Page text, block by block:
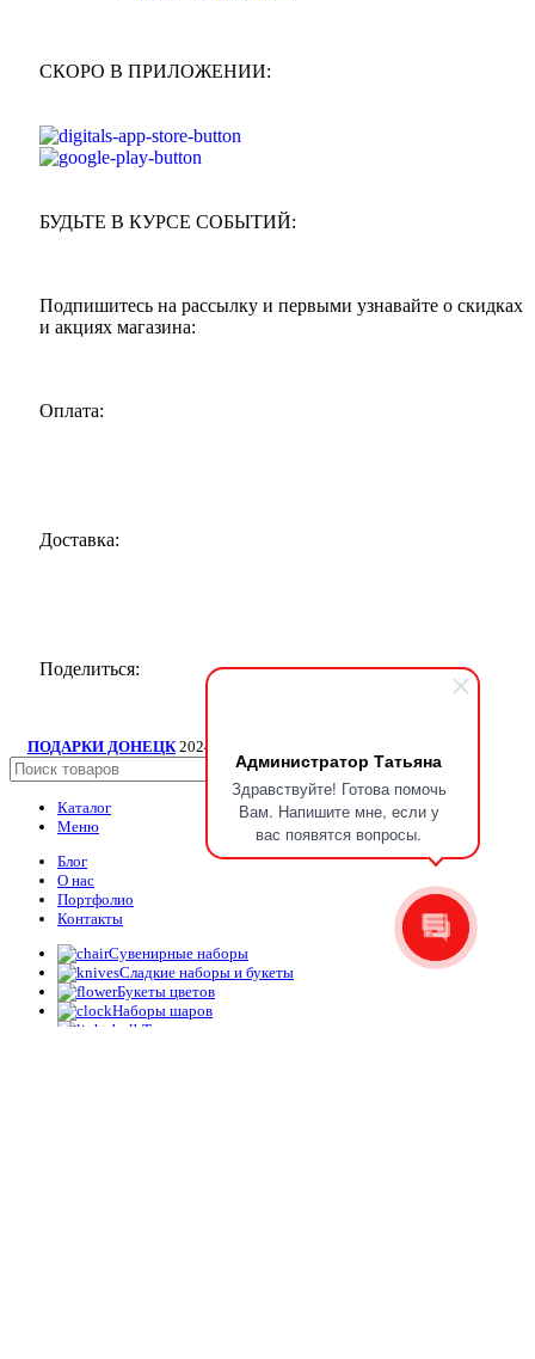
Администратор Татьяна
Здравствуйте! Готова помочь
Вам. Напишите мне, если у
вас появятся вопросы.
СКОРО В ПРИЛОЖЕНИИ:
БУДЬТЕ В КУРСЕ СОБЫТИЙ:
Подпишитесь на рассылку и первыми узнавайте о скидках
и акциях магазина:
Оплата:
Доставка:
Поделиться:
ПОДАРКИ ДОНЕЦК 2024
Поиск
Каталог
Меню
Блог
О нас
Портфолио
Контакты
Сувенирные наборы
Сладкие наборы и букеты
Букеты цветов
Наборы шаров
Топперы